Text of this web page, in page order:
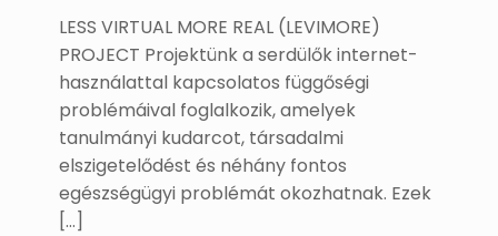
LESS VIRTUAL MORE REAL (LEVIMORE)
PROJECT Projektünk a serdülők internet-
használattal kapcsolatos függőségi
problémáival foglalkozik, amelyek
tanulmányi kudarcot, társadalmi
elszigetelődést és néhány fontos
egészségügyi problémát okozhatnak. Ezek
[…]